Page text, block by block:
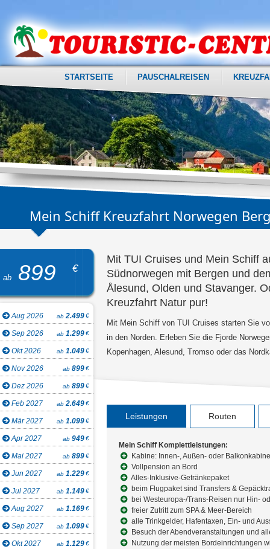
STARTSEITE PAUSCHALREISEN
Mein Schiff Kreuzfahrt Norwegen
ab 899 €
Aug 2026 ab 2.499€
Sep 2026 ab 1.299€
Okt 2026 ab 1.049€
Nov 2026 ab 899€
Dez 2026 ab 899€
Feb 2027 ab 2.649€
Mär 2027 ab 1.099€
Apr 2027 ab 949€
Mai 2027 ab 899€
Jun 2027 ab 1.229€
Jul 2027 ab 1.149€
Aug 2027 ab 1.169€
Sep 2027 ab 1.099€
Okt 2027 ab 1.129€
Mit TUI Cruises und Mein Schiff
Südnorwegen mit Bergen und
Ålesund, Olden und Stavanger.
Kreuzfahrt Natur pur!
Mit Mein Schiff von TUI Cruises starten Sie
in den Norden. Erleben Sie die Fjorde
Kopenhagen, Alesund, Tromso oder das
Leistungen Routen
Mein Schiff Komplettleistungen:
Kabine: Innen-, Außen- oder Balkonkabine
Vollpension an Bord
Alles-Inklusive-Getränkepaket
beim Flugpaket sind Transfers &
bei Westeuropa-/Trans-Reisen nur Hin-
freier Zutritt zum SPA & Meer-Bereich
alle Trinkgelder, Hafentaxen, Ein- und
Besuch der Abendveranstaltungen und
Nutzung der meisten Bordeinrichtungen